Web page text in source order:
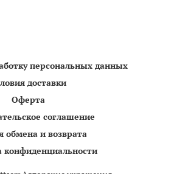
персональных данных
доставки
Оферта
соглашение
обмена и возврата
конфиденциальности